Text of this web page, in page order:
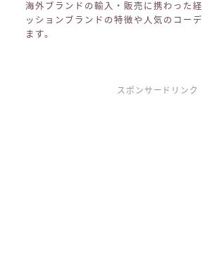
海外ブランドの輸入・販売に携わった
ッションブランドの特徴や人気のコー
ます。
スポンサードリンク